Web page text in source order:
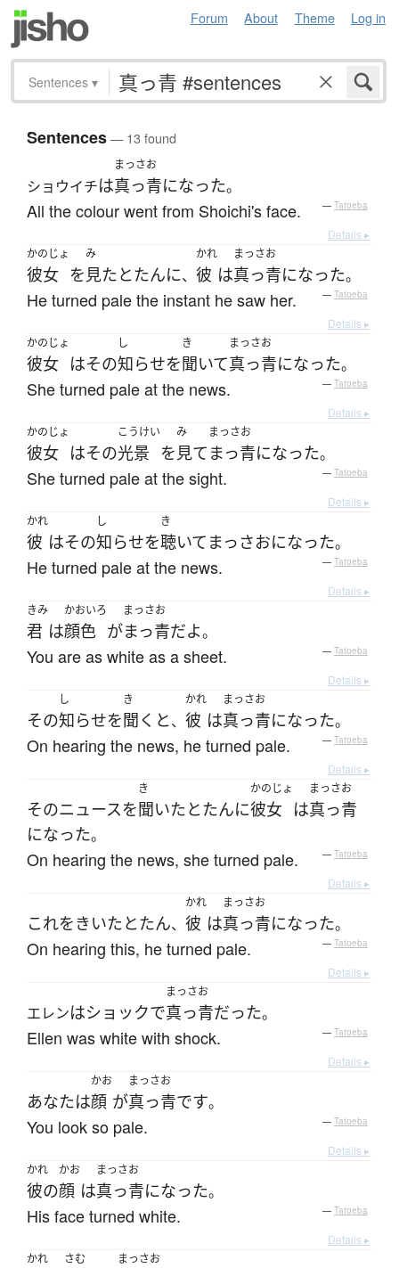
Forum About Theme Log in
Sentences ▾
Sentences— 13 found
ショウイチは
まっさお
真っ青になった。
All the colour went from Shoichi's face. — Tatoeba
Details ▸
かのじょ
彼女 を
み
見たとたんに、
かれ
彼 は
まっさお
真っ青になった。
He turned pale the instant he saw her. — Tatoeba
Details ▸
かのじょ
彼女 はその
し
知らせを
き
聞いて
まっさお
真っ青になった。
She turned pale at the news. — Tatoeba
Details ▸
かのじょ
彼女 はその
こうけい
光景 を
み
見て
まっさお
まっ青になった。
She turned pale at the sight. — Tatoeba
Details ▸
かれ
彼 はその
し
知らせを
き
聴いて まっさおになった。
He turned pale at the news. — Tatoeba
Details ▸
きみ
君 は
かおいろ
顔色 が
まっさお
まっ青だよ。
You are as white as a sheet. — Tatoeba
Details ▸
その
し
知らせを
き
聞く と、
かれ
彼 は
まっさお
真っ青になった。
On hearing the news, he turned pale. — Tatoeba
Details ▸
そのニュースを
き
聞いたとたんに
かのじょ
彼女 は
まっさお
真っ青
になった。
On hearing the news, she turned pale. — Tatoeba
Details ▸
これを きいたとたん、
かれ
彼 は
まっさお
真っ青になった。
On hearing this, he turned pale. — Tatoeba
Details ▸
エレンはショックで
まっさお
真っ青だった。
Ellen was white with shock. — Tatoeba
Details ▸
あなたは
かお
顔 が
まっさお
真っ青です。
You look so pale. — Tatoeba
Details ▸
かれ
彼の
かお
顔 は
まっさお
真っ青になった。
His face turned white. — Tatoeba
Details ▸
かれ
さむ まっさお